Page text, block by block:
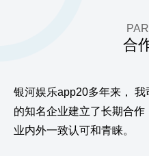
合
银河娱乐app20多年来，
我
的知名企业建立了长期合作
业内外一致认可和青睐。